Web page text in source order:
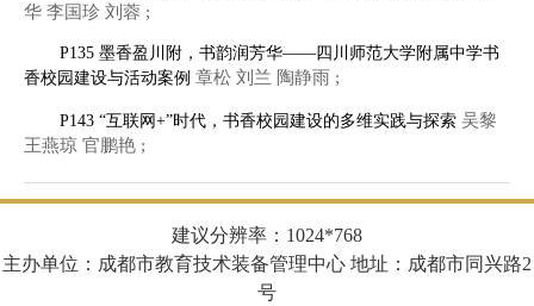
华 李国珍 刘蓉 ;
P135 墨香盈川附，书韵润芳华——四川师范大学附属中学书
香校园建设与活动案例 章松 刘兰 陶静雨 ;
P143 “互联网+”时代，书香校园建设的多维实践与探索 吴黎
王燕琼 官鹏艳 ;
建议分辨率：1024*768
主办单位：成都市教育技术装备管理中心 地址：成都市同兴路2
号